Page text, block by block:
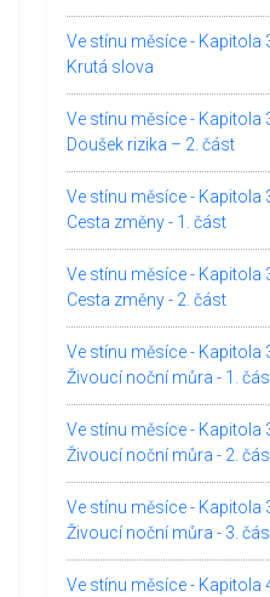
Ve stínu měsíce - Kapitola
Krutá slova
Ve stínu měsíce - Kapitola
Doušek rizika – 2. část
Ve stínu měsíce - Kapitola
Cesta změny - 1. část
Ve stínu měsíce - Kapitola
Cesta změny - 2. část
Ve stínu měsíce - Kapitola
Živoucí noční můra - 1.
Ve stínu měsíce - Kapitola
Živoucí noční můra - 2.
Ve stínu měsíce - Kapitola
Živoucí noční můra - 3.
Ve stínu měsíce - Kapitola